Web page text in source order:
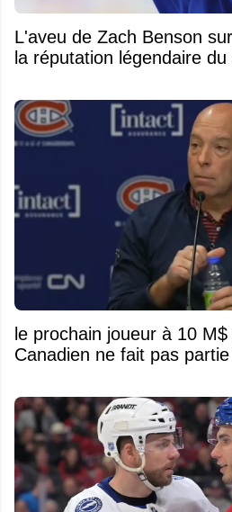
L'aveu de Zach Benson
la réputation légendaire
le prochain joueur à 10
Canadien ne fait pas partie